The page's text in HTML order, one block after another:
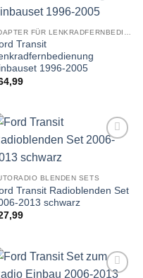
Wunschliste
Transit
1996-2005
BLENDEN SETS
Transit Radioblenden Set
2013 schwarz